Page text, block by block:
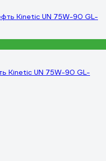
Kinetic UN 75W-90 GL-